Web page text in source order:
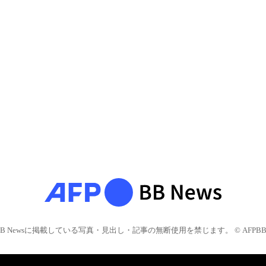
Newsに掲載している写真・見出し・記事の無断使用を禁じます。 © AFPBB